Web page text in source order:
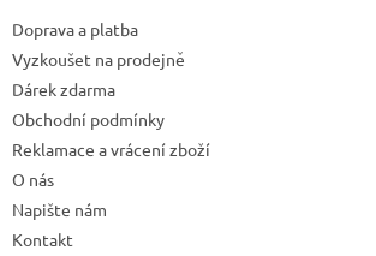
Doprava a platba
Vyzkoušet na prodejně
Dárek zdarma
Obchodní podmínky
Reklamace a vrácení zboží
O nás
Napište nám
Kontakt